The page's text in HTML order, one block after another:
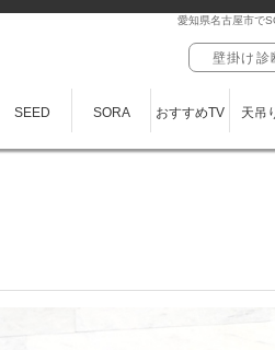
愛知県名古屋市で
壁掛け診
SEED SORA おすすめTV 天吊